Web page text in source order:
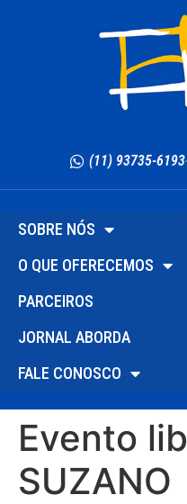
(11) 93735-6193
SOBRE NÓS
O QUE OFERECEMOS
PARCEIROS
JORNAL ABORDA
FALE CONOSCO
Evento
SUZANO